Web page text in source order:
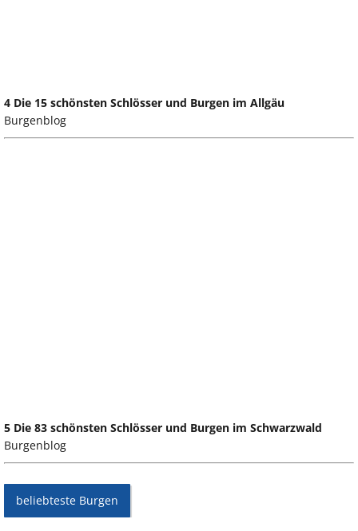
4 Die 15 schönsten Schlösser und Burgen im Allgäu
Burgenblog
5 Die 83 schönsten Schlösser und Burgen im Schwarzwald
Burgenblog
beliebteste Burgen